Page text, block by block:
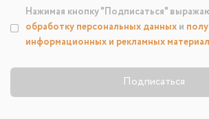
Подписаться
Нажимая кнопку "Подписаться"
обработку персональных данных и
информационных и рекламных